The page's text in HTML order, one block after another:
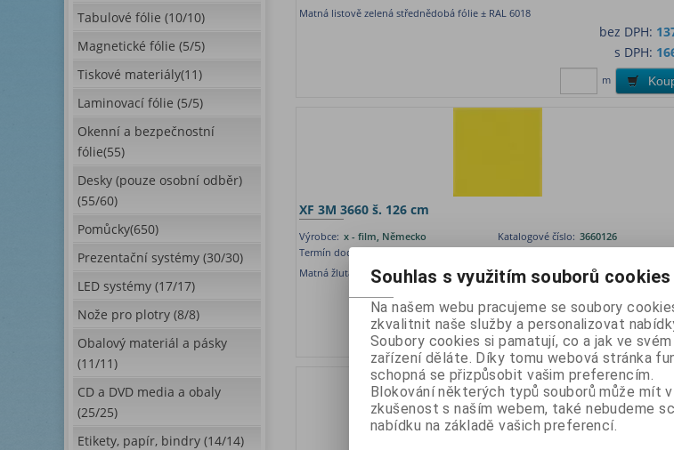
Tabulové fólie (10/10)
Magnetické fólie (5/5)
Tiskové materiály(11)
Laminovací fólie (5/5)
Okenní a bezpečnostní
fólie(55)
Desky (pouze osobní odběr)
(55/60)
Pomůcky(650)
Prezentační systémy (30/30)
LED systémy (17/17)
Nože pro plotry (8/8)
Obalový materiál a pásky
(11/11)
CD a DVD media a obaly
(25/25)
Etikety, papír, bindry (14/14)
Matná listově zelená střednědobá fólie ± RAL 6018
bez DPH:
s DPH:
m
XF 3M 3660 š. 126 cm
Výrobce: x - film, Německo Katalogové číslo: 3660126
Termín dodání (dny):
Matná žlutá střednědobá fólie
s DPH:
m
Souhlas s využitím souborů cookies
Na našem webu pracujeme se soubory
zkvalitnit naše služby a personalizovat
Soubory cookies si pamatují, co a jak ve
zařízení děláte. Díky tomu webová stránka
schopná se přizpůsobit vašim preferencím.
Blokování některých typů souborů může mít
zkušenost s naším webem, také nebudeme
nabídku na základě vašich preferencí.